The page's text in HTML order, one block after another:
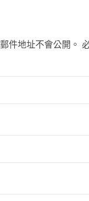
件地址不會公開。